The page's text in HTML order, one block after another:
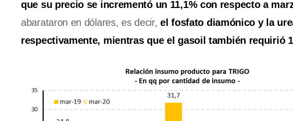
que su precio se incrementó un 11,1% con respecto a
abarataron en dólares, es decir,el fosfato diamónico y la
respectivamente, mientras que el gasoil también requirió